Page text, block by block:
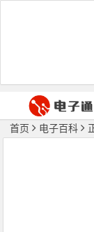
首页 电子百科